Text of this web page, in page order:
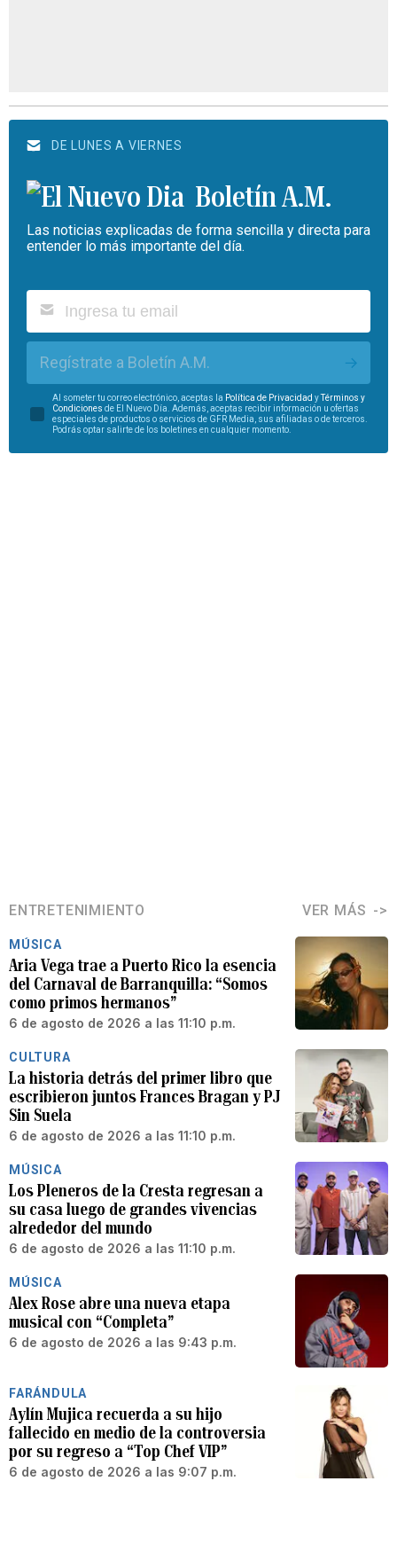
DE LUNES A VIERNES
Boletín A.M.
Las noticias explicadas de forma sencilla y directa para
entender lo más importante del día.
Regístrate a Boletín A.M.
Al someter tu correo electrónico, aceptas la Política de Privacidad yTérminos y
Condiciones de El Nuevo Día. Además, aceptas recibir información u ofertas
especiales de productos o servicios de GFR Media, sus afiliadas o de terceros.
Podrás optar salirte de los boletines en cualquier momento.
ENTRETENIMIENTO VER MÁS
MÚSICA
Aria Vega trae a Puerto Rico la esencia
del Carnaval de Barranquilla: “Somos
como primos hermanos”
6 de agosto de 2026 a las 11:10 p.m.
CULTURA
La historia detrás del primer libro que
escribieron juntos Frances Bragan y PJ
Sin Suela
6 de agosto de 2026 a las 11:10 p.m.
MÚSICA
Los Pleneros de la Cresta regresan a
su casa luego de grandes vivencias
alrededor del mundo
6 de agosto de 2026 a las 11:10 p.m.
MÚSICA
Alex Rose abre una nueva etapa
musical con “Completa”
6 de agosto de 2026 a las 9:43 p.m.
FARÁNDULA
Aylín Mujica recuerda a su hijo
fallecido en medio de la controversia
por su regreso a “Top Chef VIP”
6 de agosto de 2026 a las 9:07 p.m.